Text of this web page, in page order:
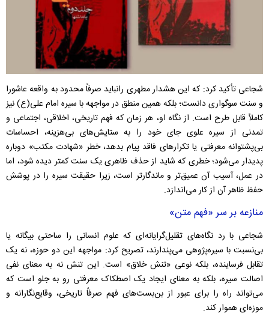
شجاعی تأکید کرد: که این هشدار مطهری رانباید صرفاً محدود به واقعه عاشورا
و سنت سوگواری دانست؛ بلکه همین منطق در مواجهه با سیره امام علی(ع) نیز
کاملاً قابل طرح است. از نگاه او، هر زمان که فهم تاریخی، اخلاقی، اجتماعی و
تمدنی از سیره علوی جای خود را به ستایش‌های بی‌هزینه، احساسات
بی‌پشتوانه معرفتی یا تکرارهای فاقد پیام بدهد، خطر «شهادت مکتب» دوباره
پدیدار می‌شود؛ خطری که شاید از حذف ظاهری یک سنت کمتر دیده شود، اما
در عمل، آسیب آن عمیق‌تر و ماندگارتر است، زیرا حقیقت سیره را در پوشش
حفظ ظاهر آن از کار می‌اندازد.
منازعه بر سر «فهم متن»
شجاعی با رد نگاه‌های تقلیل‌گرایانه‌ای که علوم انسانی را ساحتی بیگانه‌ یا
بی‌نسبت با سیره‌پژوهی می‌پندارند، تصریح کرد: مواجهه این دو حوزه، نه یک
تقابل فرساینده، بلکه نوعی «تنش خلاق» است. این تنش نه به معنای نفی
اصالت سیره، بلکه به معنای ایجاد یک اصطکاک معرفتی رو به جلو است که
می‌تواند راه را برای عبور از بن‌بست‌های فهم صرفاً تاریخی، وقایع‌نگارانه و
موزه‌ای هموار کند.